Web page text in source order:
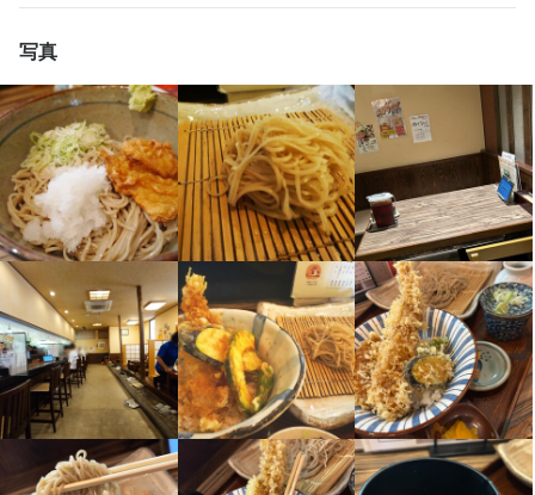
写真
売上インセンティブ
独立支援制度
まかないあり
育児休業制度
育児短時間勤務制度
資格取得支援制度
誕生日祝い制度
結婚祝い金支給
インフルエンザ予防接種費用全額負担
健康診断
借上げ社宅制度
※昇給随時／明確な評価制度有
※賞与年2回／業績に応じて支給
※研修制度／その他自社研修制度や全額会社負担での社外研修制度
etc.
そのほかにも繁盛店視察制度、自己投資のための休暇取得などさ
まざまな待遇あり！